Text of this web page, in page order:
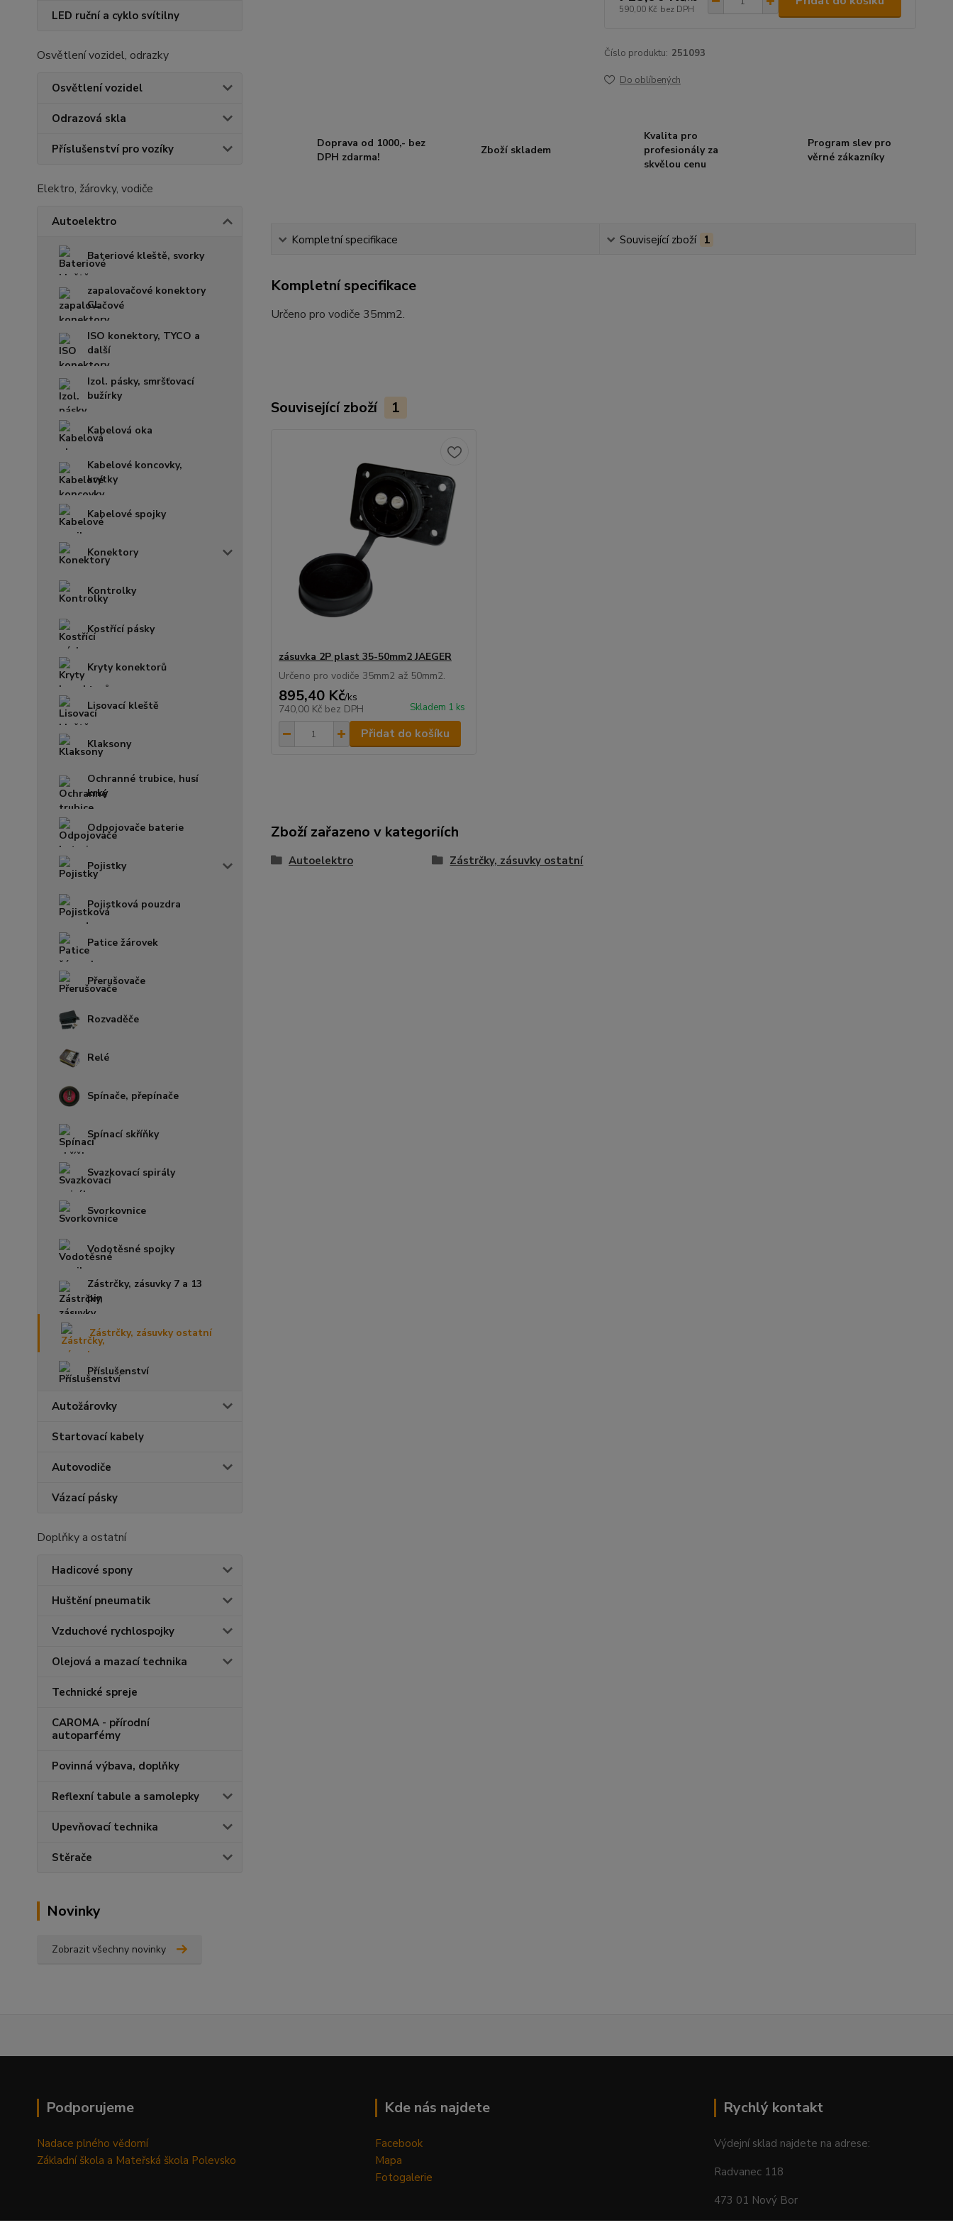
LED ruční a cyklo svítilny
Osvětlení vozidel, odrazky
Osvětlení vozidel
Odrazová skla
Příslušenství pro vozíky
Elektro, žárovky, vodiče
Autoelektro
Bateriové kleště, svorky
zapalovačové konektory
CL
ISO konektory, TYCO a
další
Izol. pásky, smršťovací
bužírky
Kabelová oka
Kabelové koncovky,
krytky
Kabelové spojky
Konektory
Kontrolky
Kostřící pásky
Kryty konektorů
Lisovací kleště
Klaksony
Ochranné trubice, husí
krky
Odpojovače baterie
Pojistky
Pojistková pouzdra
Patice žárovek
Přerušovače
Rozvaděče
Relé
Spínače, přepínače
Spínací skříňky
Svazkovací spirály
Svorkovnice
Vodotěsné spojky
Zástrčky, zásuvky 7 a 13
pin
Zástrčky, zásuvky ostatní
Příslušenství
Autožárovky
Startovací kabely
Autovodiče
Vázací pásky
Doplňky a ostatní
Hadicové spony
Huštění pneumatik
Vzduchové rychlospojky
Olejová a mazací technika
Technické spreje
CAROMA - přírodní
autoparfémy
Povinná výbava, doplňky
Reflexní tabule a samolepky
Upevňovací technika
Stěrače
Novinky
Zobrazit všechny novinky
590,00 Kč bez DPH
Číslo produktu: 251093
Do oblíbených
Doprava od 1000,- bez
DPH zdarma!
Zboží skladem
Kvalita pro
profesionály za
skvělou cenu
Program slev pro
věrné zákazníky
Kompletní specifikace Související zboží 1
Kompletní specifikace
Určeno pro vodiče 35mm2.
Související zboží 1
zásuvka 2P plast 35-50mm2 JAEGER
Určeno pro vodiče 35mm2 až 50mm2.
895,40 Kč/ks
740,00 Kč bez DPH Skladem 1 ks
Přidat do košíku
Zboží zařazeno v kategoriích
Autoelektro Zástrčky, zásuvky ostatní
Podporujeme
Nadace plného vědomí
Základní škola a Mateřská škola Polevsko
Kde nás najdete
Facebook
Mapa
Fotogalerie
Rychlý kontakt
Výdejní sklad najdete na adrese:
Radvanec 118
473 01 Nový Bor